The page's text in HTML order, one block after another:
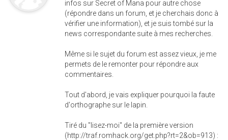
infos sur Secret of Mana pour autre chose
(répondre dans un forum, et je cherchais donc à
vérifier une information), et je suis tombé sur la
news correspondante suite à mes recherches.
Même si le sujet du forum est assez vieux, je me
permets de le remonter pour répondre aux
commentaires.
Tout d'abord, je vais expliquer pourquoi la faute
d'orthographe sur le lapin.
Tiré du "lisez-moi" de la première version
(http://traf.romhack.org/get.php?rt=2&ob=913) :